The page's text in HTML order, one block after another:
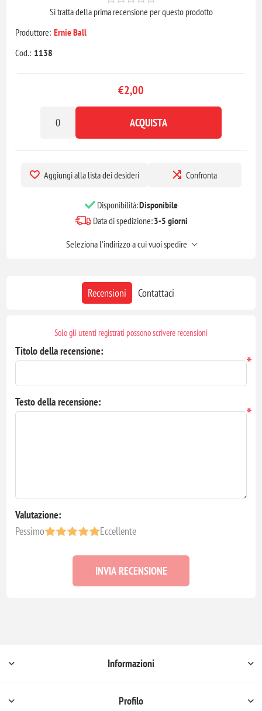
Si tratta della prima recensione per questo prodotto
Produttore: Ernie Ball
Cod.: 1138
€2,00
ACQUISTA
Aggiungi alla lista dei desideri Confronta
Disponibilità:Disponibile
Data di spedizione:3-5 giorni
Seleziona l'indirizzo a cui vuoi spedire
Recensioni Contattaci
Solo gli utenti registrati possono scrivere recensioni
Titolo della recensione:
*
Testo della recensione:
*
Valutazione:
Pessimo
Eccellente
INVIA RECENSIONE
Informazioni
Profilo